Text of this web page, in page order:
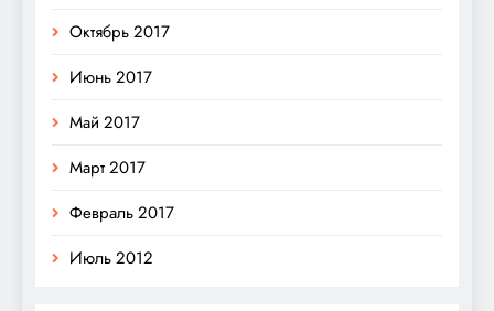
Октябрь 2017
Июнь 2017
Май 2017
Март 2017
Февраль 2017
Июль 2012